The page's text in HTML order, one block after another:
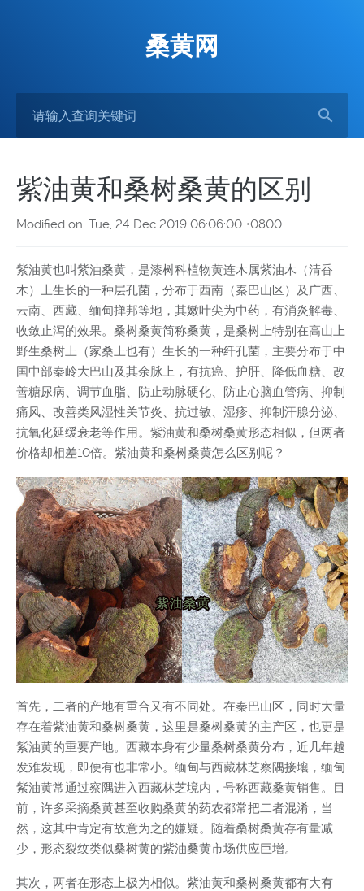
桑黄网
紫油黄和桑树桑黄的区别
Modified on: Tue, 24 Dec 2019 06:06:00 +0800
紫油黄也叫紫油桑黄，是漆树科植物黄连木属紫油木（清香
木）上生长的一种层孔菌，分布于西南（秦巴山区）及广西、
云南、西藏、缅甸掸邦等地，其嫩叶尖为中药，有消炎解毒、
收敛止泻的效果。桑树桑黄简称桑黄，是桑树上特别在高山上
野生桑树上（家桑上也有）生长的一种纤孔菌，主要分布于中
国中部秦岭大巴山及其余脉上，有抗癌、护肝、降低血糖、改
善糖尿病、调节血脂、防止动脉硬化、防止心脑血管病、抑制
痛风、改善类风湿性关节炎、抗过敏、湿疹、抑制汗腺分泌、
抗氧化延缓衰老等作用。紫油黄和桑树桑黄形态相似，但两者
价格却相差10倍。紫油黄和桑树桑黄怎么区别呢？
首先，二者的产地有重合又有不同处。在秦巴山区，同时大量
存在着紫油黄和桑树桑黄，这里是桑树桑黄的主产区，也更是
紫油黄的重要产地。西藏本身有少量桑树桑黄分布，近几年越
发难发现，即便有也非常小。缅甸与西藏林芝察隅接壤，缅甸
紫油黄常通过察隅进入西藏林芝境内，号称西藏桑黄销售。目
前，许多采摘桑黄甚至收购桑黄的药农都常把二者混淆，当
然，这其中肯定有故意为之的嫌疑。随着桑树桑黄存有量减
少，形态裂纹类似桑树黄的紫油桑黄市场供应巨增。
其次，两者在形态上极为相似。紫油黄和桑树桑黄都有大有